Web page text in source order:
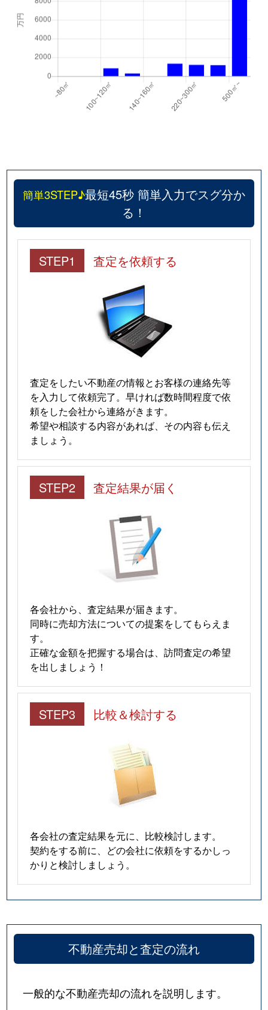
簡単3STEP♪最短45秒 簡単入力でスグ分か
る！
STEP1 査定を依頼する
査定をしたい不動産の情報とお客様の連絡先等
を入力して依頼完了。早ければ数時間程度で依
頼をした会社から連絡がきます。
希望や相談する内容があれば、その内容も伝え
ましょう。
STEP2 査定結果が届く
各会社から、査定結果が届きます。
同時に売却方法についての提案をしてもらえま
す。
正確な金額を把握する場合は、訪問査定の希望
を出しましょう！
STEP3 比較＆検討する
各会社の査定結果を元に、比較検討します。
契約をする前に、どの会社に依頼をするかしっ
かりと検討しましょう。
不動産売却と査定の流れ
一般的な不動産売却の流れを説明します。